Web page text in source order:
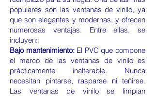
populares son las ventanas de vinilo, ya
que son elegantes y modernas, y ofrecen
numerosas ventajas. Entre ellas, se
incluyen:
Bajo mantenimiento:El PVC que compone
el marco de las ventanas de vinilo es
prácticamente inalterable. Nunca
necesitan pintarse, rasparse ni teñirse.
Las ventanas de vinilo se limpian